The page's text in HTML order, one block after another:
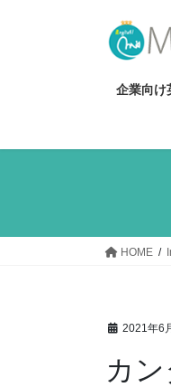
企業向け
HOME
2021年6
カ